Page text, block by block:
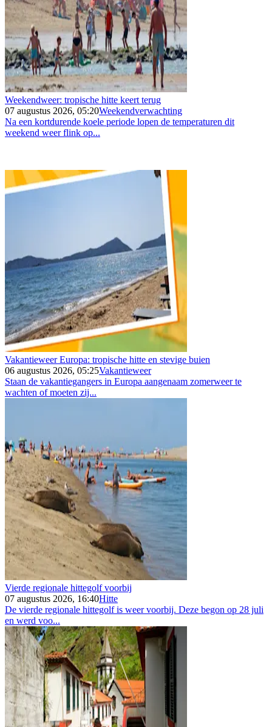
Weekendweer: tropische hitte keert terug
07 augustus 2026, 05:20Weekendverwachting
Na een kortdurende koele periode lopen de temperaturen dit
weekend weer flink op...
Vakantieweer Europa: tropische hitte en stevige buien
06 augustus 2026, 05:25Vakantieweer
Staan de vakantiegangers in Europa aangenaam zomerweer te
wachten of moeten zij...
Vierde regionale hittegolf voorbij
07 augustus 2026, 16:40Hitte
De vierde regionale hittegolf is weer voorbij. Deze begon op 28 juli
en werd voo...